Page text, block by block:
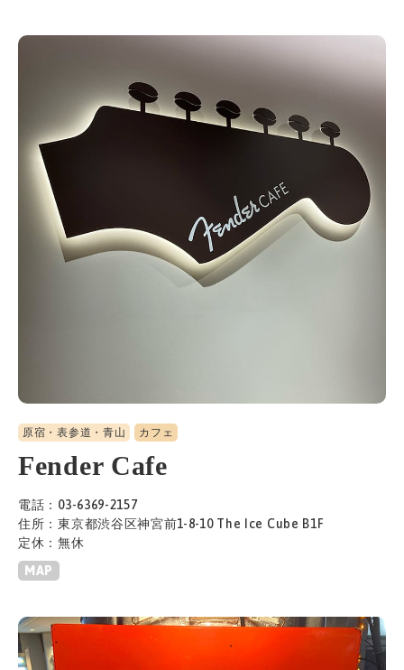
原宿・表参道・青山 カフェ
Fender Cafe
電話：03-6369-2157
住所：東京都渋谷区神宮前1-8-10 The Ice Cube B1F
定休：無休
MAP